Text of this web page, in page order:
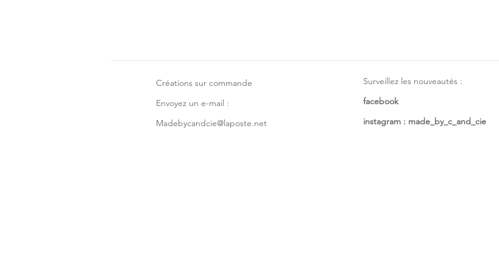
Créations sur commande
Envoyez un e-mail :
Madebycandcie@laposte.net
Surveillez les nouveautés :
facebook
instagram : made_by_c_and_cie